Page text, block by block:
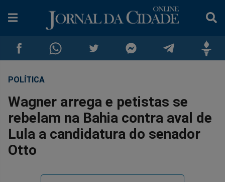
Compartilhar
no
Facebook
Compartilhar
no
Whatsapp
no
Twitter
no
Messenger
no
Telegram
no
Gettr
POLÍTICA
Wagner arrega e petistas se
rebelam na Bahia contra aval de
Lula a candidatura do senador
Otto